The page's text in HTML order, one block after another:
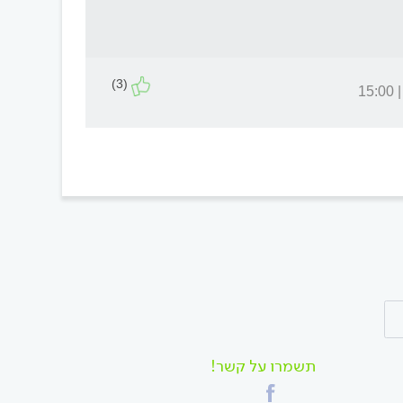
(3)
תשמרו על קשר!